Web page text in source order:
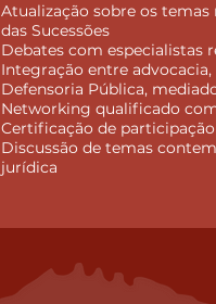
Atualização sobre os
das Sucessões
Debates com especialistas
Integração entre
Defensoria Pública,
Networking qualificado
Certificação de participação
Discussão de temas
jurídica